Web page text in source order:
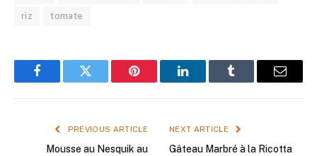
riz tomate
FacebookTwitter Pinterest LinkedInTumblr Email
PREVIOUS ARTICLE
Mousse au Nesquik au
NEXT ARTICLE
Gâteau Marbré à la Ricotta